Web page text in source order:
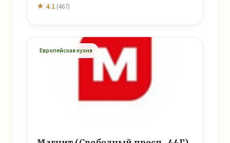
★ 4.1 (467)
Европейская кухня